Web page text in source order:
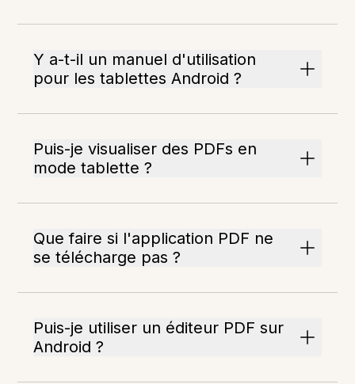
Y a-t-il un manuel d'utilisation
pour les tablettes Android ?
Puis-je visualiser des PDFs en
mode tablette ?
Que faire si l'application PDF ne
se télécharge pas ?
Puis-je utiliser un éditeur PDF sur
Android ?